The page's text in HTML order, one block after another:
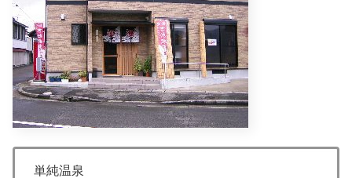
単純温泉